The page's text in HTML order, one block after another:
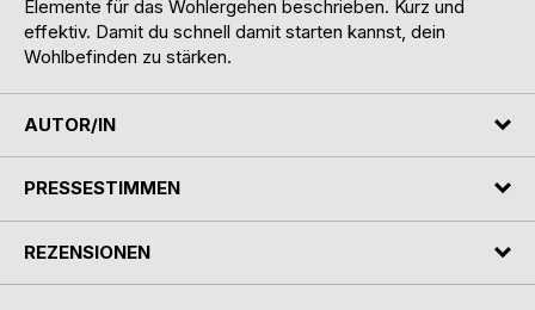
Elemente für das Wohlergehen beschrieben. Kurz und
effektiv. Damit du schnell damit starten kannst, dein
Wohlbefinden zu stärken.
AUTOR/IN
PRESSESTIMMEN
REZENSIONEN